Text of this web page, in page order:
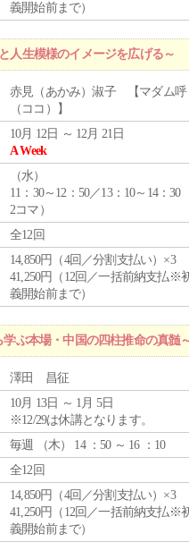
義開始前まで）
生模様のイメージを広げる～
赤見（あかみ）淑子 【マダム呼
（ココ）】
10月 12日 ～ 12月 21日
A Week
（水）
11：30～12：50／13：10～14：30
2コマ）
全12回
14,850円（4回／分割支払い）×3
41,250円（12回／一括前納支払※
義開始前まで）
ぶ本場・中国の四柱推命の真髄
澤田 昌征
10月 13日 ～ 1月 5日
※12/29は休講となります。
毎週 （木） 14 ：50 ～ 16 ：10
全12回
14,850円（4回／分割支払い）×3
41,250円（12回／一括前納支払※
義開始前まで）